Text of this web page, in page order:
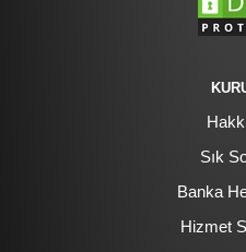
Sık
Banka
Hizmet